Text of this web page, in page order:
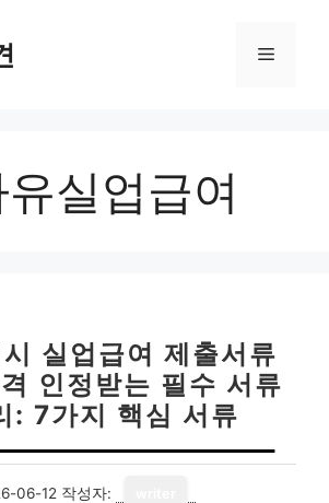
메
실업급여
실업급여 제출서류
인정받는 필수 서류
: 7가지 핵심 서류
06-12 작성자: